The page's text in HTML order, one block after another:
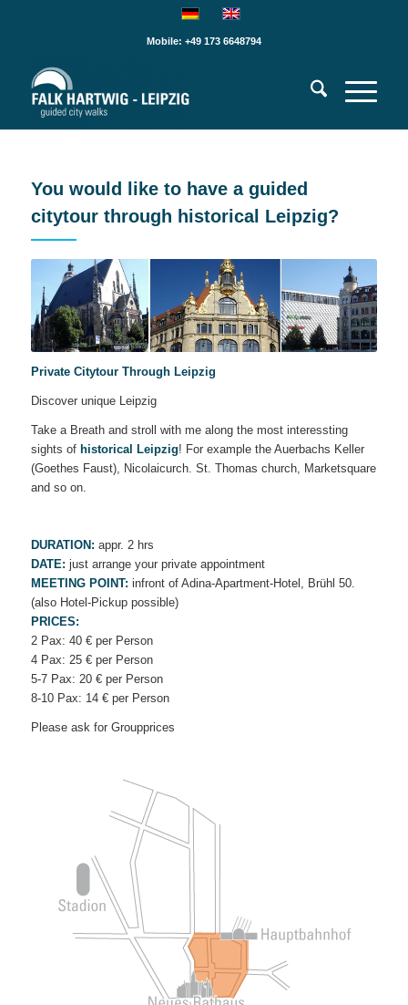
Mobile: +49 173 6648794
You would like to have a guided
citytour through historical Leipzig?
Private Citytour Through Leipzig
Discover unique Leipzig
Take a Breath and stroll with me along the most interessting
sights of historical Leipzig! For example the Auerbachs Keller
(Goethes Faust), Nicolaicurch. St. Thomas church, Marketsquare
and so on.
DURATION: appr. 2 hrs
DATE: just arrange your private appointment
MEETING POINT: infront of Adina-Apartment-Hotel, Brühl 50.
(also Hotel-Pickup possible)
PRICES:
2 Pax: 40 € per Person
4 Pax: 25 € per Person
5-7 Pax: 20 € per Person
8-10 Pax: 14 € per Person
Please ask for Groupprices